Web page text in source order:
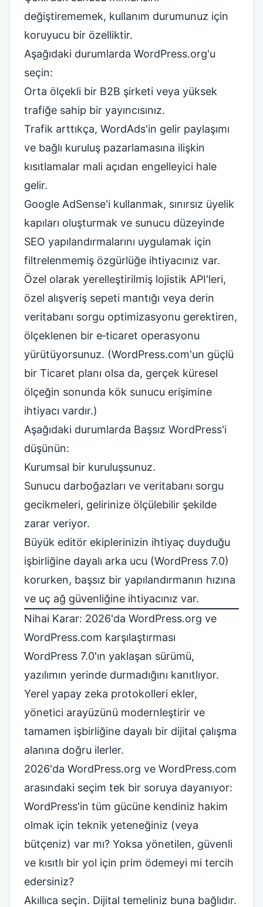
değiştirememek, kullanım durumunuz için
koruyucu bir özelliktir.
Aşağıdaki durumlarda WordPress.org'u
seçin:
Orta ölçekli bir B2B şirketi veya yüksek
trafiğe sahip bir yayıncısınız.
Trafik arttıkça, WordAds'in gelir paylaşımı
ve bağlı kuruluş pazarlamasına ilişkin
kısıtlamalar mali açıdan engelleyici hale
gelir.
Google AdSense'i kullanmak, sınırsız üyelik
kapıları oluşturmak ve sunucu düzeyinde
SEO yapılandırmalarını uygulamak için
filtrelenmemiş özgürlüğe ihtiyacınız var.
Özel olarak yerelleştirilmiş lojistik API'leri,
özel alışveriş sepeti mantığı veya derin
veritabanı sorgu optimizasyonu gerektiren,
ölçeklenen bir e‑ticaret operasyonu
yürütüyorsunuz. (WordPress.com'un güçlü
bir Ticaret planı olsa da, gerçek küresel
ölçeğin sonunda kök sunucu erişimine
ihtiyacı vardır.)
Aşağıdaki durumlarda Başsız WordPress'i
düşünün:
Kurumsal bir kuruluşsunuz.
Sunucu darboğazları ve veritabanı sorgu
gecikmeleri, gelirinize ölçülebilir şekilde
zarar veriyor.
Büyük editör ekiplerinizin ihtiyaç duyduğu
işbirliğine dayalı arka ucu (WordPress 7.0)
korurken, başsız bir yapılandırmanın hızına
ve uç ağ güvenliğine ihtiyacınız var.
Nihai Karar: 2026'da WordPress.org ve
WordPress.com karşılaştırması
WordPress 7.0'ın yaklaşan sürümü,
yazılımın yerinde durmadığını kanıtlıyor.
Yerel yapay zeka protokolleri ekler,
yönetici arayüzünü modernleştirir ve
tamamen işbirliğine dayalı bir dijital çalışma
alanına doğru ilerler.
2026'da WordPress.org ve WordPress.com
arasındaki seçim tek bir soruya dayanıyor:
WordPress'in tüm gücüne kendiniz hakim
olmak için teknik yeteneğiniz (veya
bütçeniz) var mı? Yoksa yönetilen, güvenli
ve kısıtlı bir yol için prim ödemeyi mi tercih
edersiniz?
Akıllıca seçin. Dijital temeliniz buna bağlıdır.